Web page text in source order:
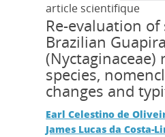
article scientifique
Re-evaluation of
Brazilian Guapira
(Nyctaginaceae)
species,
changes and
Earl Celestino de
James Lucas da Costa-